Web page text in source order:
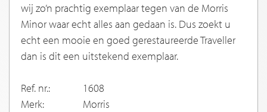
wij zo’n prachtig exemplaar tegen van de Morris
Minor waar echt alles aan gedaan is. Dus zoekt u
echt een mooie en goed gerestaureerde Traveller
dan is dit een uitstekend exemplaar.
Ref. nr.:
1608
Merk:
Morris